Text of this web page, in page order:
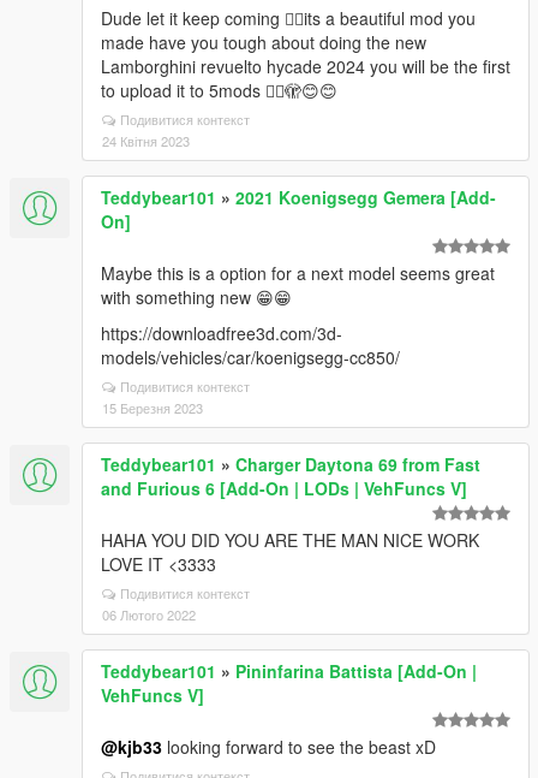
Dude let it keep coming 👍🏻its a beautiful mod you
made have you tough about doing the new
Lamborghini revuelto hycade 2024 you will be the first
to upload it to 5mods 👍🏻🫣😊😊
Подивитися контекст
24 Квітня 2023
Teddybear101 » 2021 Koenigsegg Gemera [Add-
On]
Maybe this is a option for a next model seems great
with something new 😁😁
https://downloadfree3d.com/3d-
models/vehicles/car/koenigsegg-cc850/
Подивитися контекст
15 Березня 2023
Teddybear101 » Charger Daytona 69 from Fast
and Furious 6 [Add-On | LODs | VehFuncs V]
HAHA YOU DID YOU ARE THE MAN NICE WORK
LOVE IT <3333
Подивитися контекст
06 Лютого 2022
Teddybear101 » Pininfarina Battista [Add-On |
VehFuncs V]
@kjb33 looking forward to see the beast xD